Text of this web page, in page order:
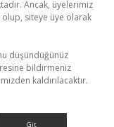
Ancak, üyelerimiz
olup, siteye üye olarak
düşündüğünüz
bildirmeniz
kaldırılacaktır.